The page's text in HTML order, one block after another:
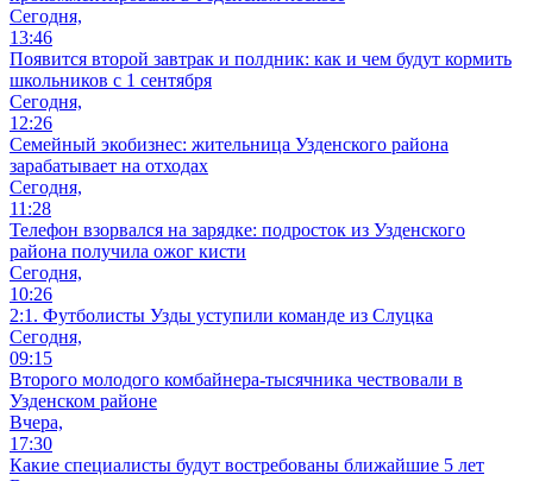
Сегодня,
13:46
Появится второй завтрак и полдник: как и чем будут кормить
школьников с 1 сентября
Сегодня,
12:26
Семейный экобизнес: жительница Узденского района
зарабатывает на отходах
Сегодня,
11:28
Телефон взорвался на зарядке: подросток из Узденского
района получила ожог кисти
Сегодня,
10:26
2:1. Футболисты Узды уступили команде из Слуцка
Сегодня,
09:15
Второго молодого комбайнера-тысячника чествовали в
Узденском районе
Вчера,
17:30
Какие специалисты будут востребованы ближайшие 5 лет